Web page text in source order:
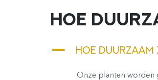
HOE
A HOE DUURZAAM
Onze planten worden